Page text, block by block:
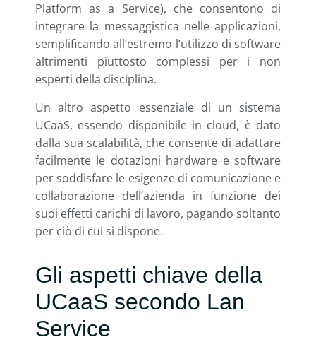
Platform as a Service), che consentono di
integrare la messaggistica nelle applicazioni,
semplificando all’estremo l’utilizzo di software
altrimenti piuttosto complessi per i non
esperti della disciplina.
Un altro aspetto essenziale di un sistema
UCaaS, essendo disponibile in cloud, è dato
dalla sua scalabilità, che consente di adattare
facilmente le dotazioni hardware e software
per soddisfare le esigenze di comunicazione e
collaborazione dell’azienda in funzione dei
suoi effetti carichi di lavoro, pagando soltanto
per ciò di cui si dispone.
Gli aspetti chiave della
UCaaS secondo Lan
Service